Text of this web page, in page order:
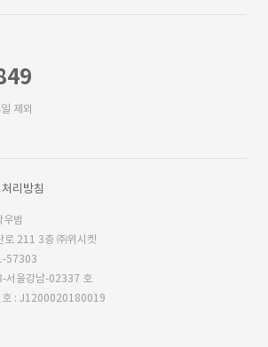
제외
리방침
우범
로 211 3층 ㈜위시켓
57303
서울강남-02337 호
호 : J1200020180019